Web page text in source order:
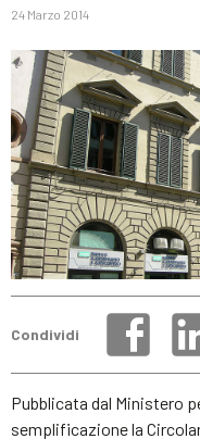
24 Marzo 2014
Condividi
Pubblicata dal Ministero
semplificazione la